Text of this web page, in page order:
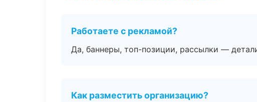
Работаете с рекламой?
Да, баннеры, топ-позиции, рассылки —
Как разместить организацию?